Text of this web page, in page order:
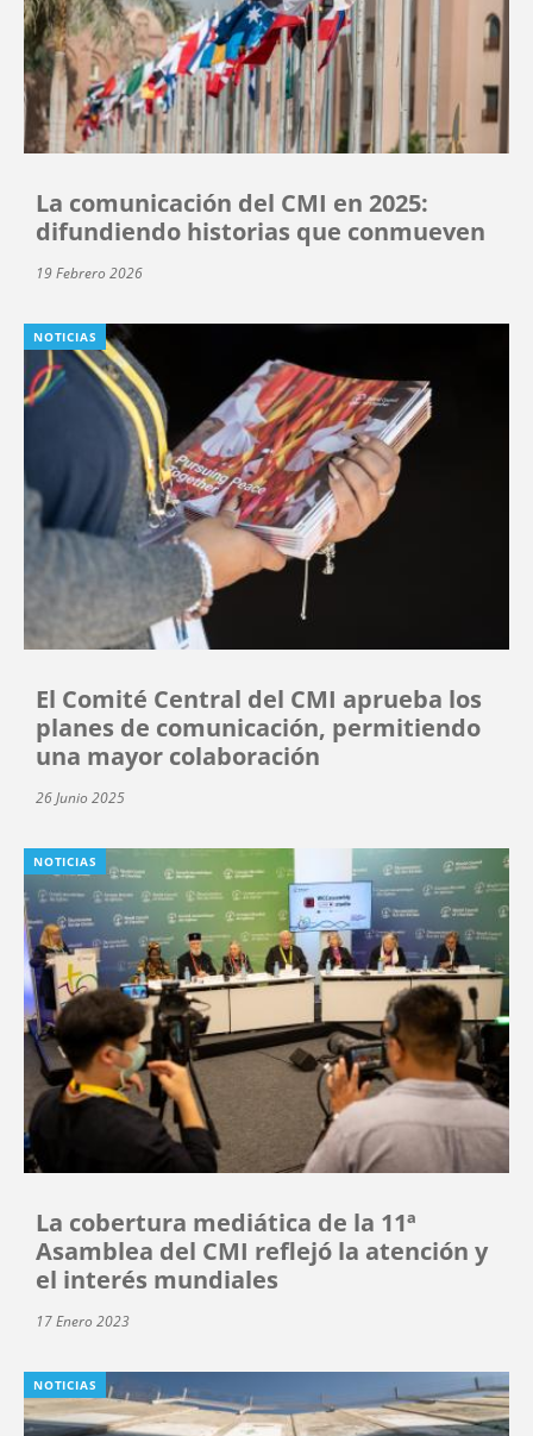
La comunicación del CMI en 2025:
difundiendo historias que conmueven
19 Febrero 2026
NOTICIAS
El Comité Central del CMI aprueba los
planes de comunicación, permitiendo
una mayor colaboración
26 Junio 2025
NOTICIAS
La cobertura mediática de la 11ª
Asamblea del CMI reflejó la atención y
el interés mundiales
17 Enero 2023
NOTICIAS